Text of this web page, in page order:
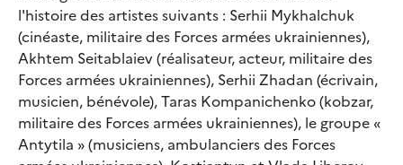
l'histoire des artistes suivants : Serhii Mykhalchuk
(cinéaste, militaire des Forces armées ukrainiennes),
Akhtem Seitablaiev (réalisateur, acteur, militaire des
Forces armées ukrainiennes), Serhii Zhadan (écrivain,
musicien, bénévole), Taras Kompanichenko (kobzar,
militaire des Forces armées ukrainiennes), le groupe «
Antytila » (musiciens, ambulanciers des Forces